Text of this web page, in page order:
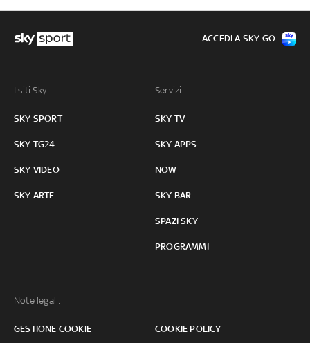
I siti Sky:
SKY SPORT
SKY TG24
SKY VIDEO
SKY ARTE
Servizi:
SKY TV
SKY APPS
NOW
SKY BAR
SPAZI SKY
PROGRAMMI
Note legali:
GESTIONE COOKIE COOKIE POLICY
ACCEDI A SKY GO